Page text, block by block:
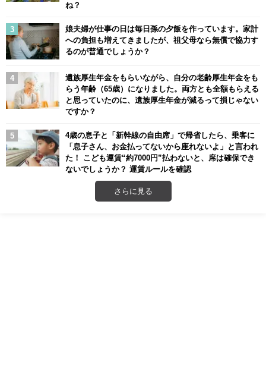
ね？
娘夫婦が仕事の日は毎日孫の夕飯を作っています。家計
への負担も増えてきましたが、祖父母なら無償で協力す
るのが普通でしょうか？
遺族厚生年金をもらいながら、自分の老齢厚生年金をも
らう年齢（65歳）になりました。両方とも全額もらえる
と思っていたのに、遺族厚生年金が減るって損じゃない
ですか？
4歳の息子と「新幹線の自由席」で帰省したら、乗客に
「息子さん、お金払ってないから座れないよ」と言われ
た！ こども運賃“約7000円”払わないと、席は確保でき
ないでしょうか？ 運賃ルールを確認
さらに見る